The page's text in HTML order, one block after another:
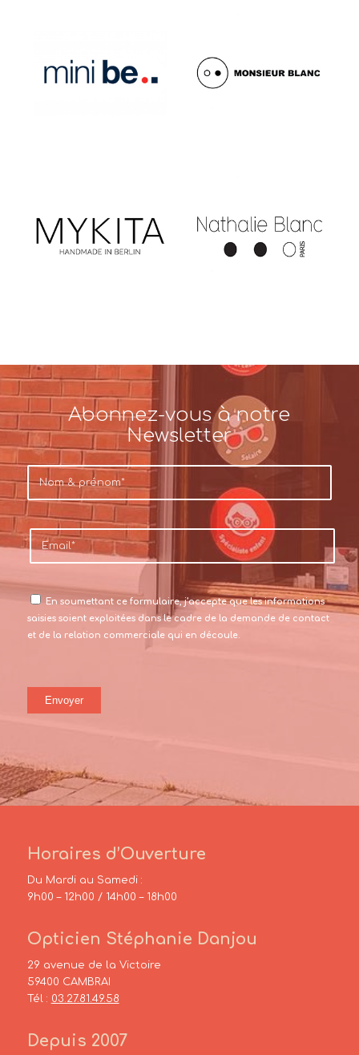
Abonnez-vous à notre
Newsletter
En soumettant ce formulaire, j’accepte que les informations
saisies soient exploitées dans le cadre de la demande de contact
et de la relation commerciale qui en découle.
Horaires d’Ouverture
Du Mardi au Samedi :
9h00 – 12h00 / 14h00 – 18h00
Opticien Stéphanie Danjou
29 avenue de la Victoire
59400 CAMBRAI
Tél : 03.27.81.49.58
Depuis 2007